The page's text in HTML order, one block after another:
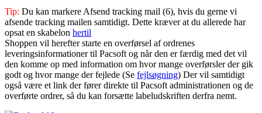
Tip: Du kan markere Afsend tracking mail (6), hvis du gerne vi
afsende tracking mailen samtidigt. Dette kræver at du allerede har
opsat en skabelon hertil
Shoppen vil herefter starte en overførsel af ordrenes
leveringsinformationer til Pacsoft og når den er færdig med det vil
den komme op med information om hvor mange overførsler der gik
godt og hvor mange der fejlede (Se fejlsøgning) Der vil samtidigt
også være et link der fører direkte til Pacsoft administrationen og de
overførte ordrer, så du kan forsætte labeludskriften derfra nemt.